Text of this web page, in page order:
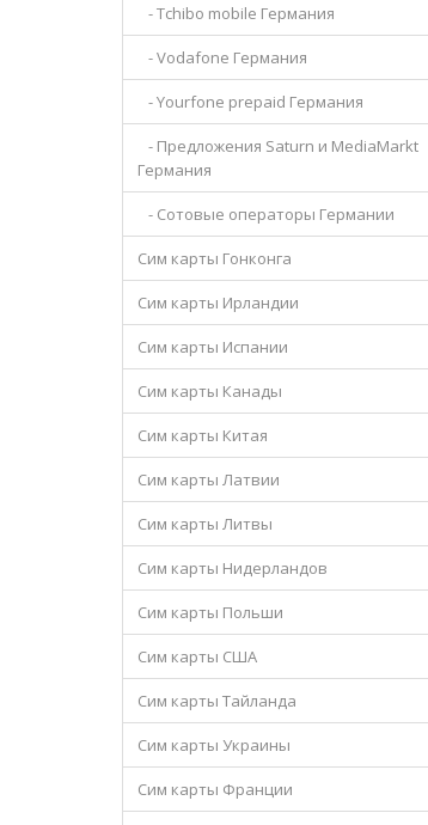
- Tchibo mobile Германия
- Vodafone Германия
- Yourfone prepaid Германия
- Предложения Saturn и MediaMarkt
Германия
- Сотовые операторы Германии
Сим карты Гонконга
Сим карты Ирландии
Сим карты Испании
Сим карты Канады
Сим карты Китая
Сим карты Латвии
Сим карты Литвы
Сим карты Нидерландов
Сим карты Польши
Сим карты США
Сим карты Тайланда
Сим карты Украины
Сим карты Франции